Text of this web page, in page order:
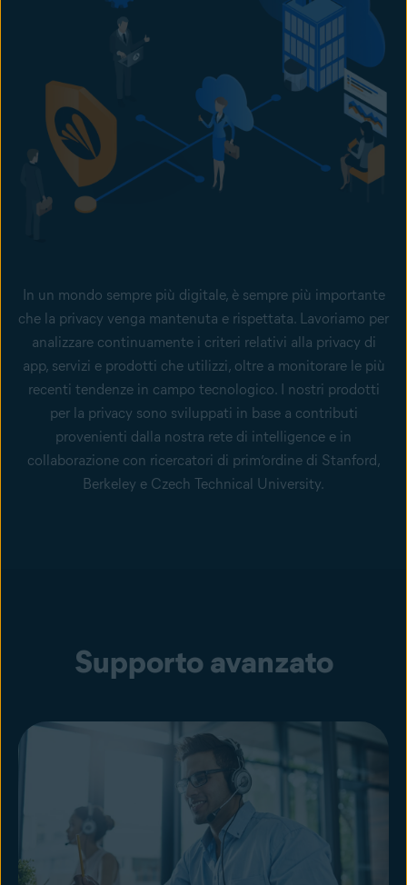
In un mondo sempre più digitale, è sempre più importante
che la privacy venga mantenuta e rispettata. Lavoriamo per
analizzare continuamente i criteri relativi alla privacy di
app, servizi e prodotti che utilizzi, oltre a monitorare le più
recenti tendenze in campo tecnologico. I nostri prodotti
per la privacy sono sviluppati in base a contributi
provenienti dalla nostra rete di intelligence e in
collaborazione con ricercatori di prim’ordine di Stanford,
Berkeley e Czech Technical University.
Supporto avanzato